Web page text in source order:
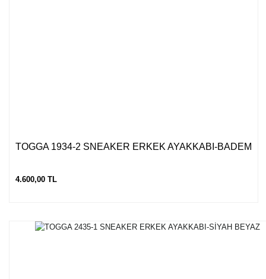
TOGGA 1934-2 SNEAKER ERKEK AYAKKABI-BADEM
4.600,00 TL